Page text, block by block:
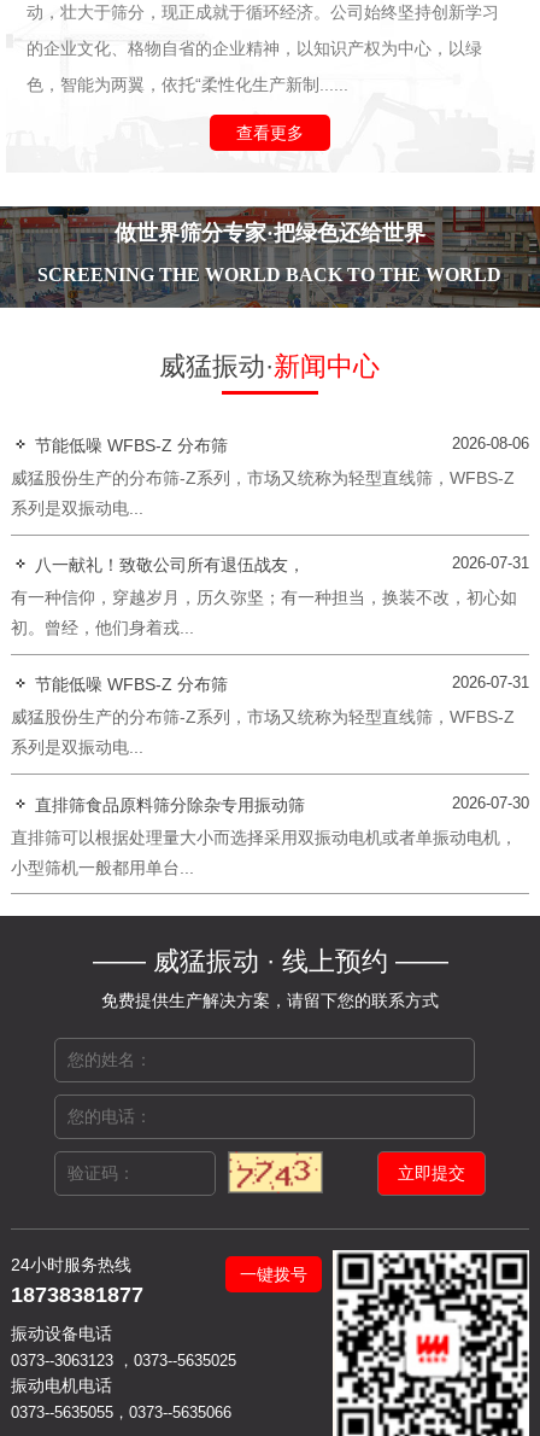
动，壮大于筛分，现正成就于循环经济。公司始终坚持创新学习
的企业文化、格物自省的企业精神，以知识产权为中心，以绿
色，智能为两翼，依托“柔性化生产新制......
查看更多
做世界筛分专家·把绿色还给世界
SCREENING THE WORLD BACK TO THE WORLD
威猛振动·新闻中心
节能低噪 WFBS-Z 分布筛 2026-08-06
威猛股份生产的分布筛-Z系列，市场又统称为轻型直线筛，WFBS-Z
系列是双振动电...
八一献礼！致敬公司所有退伍战友， 2026-07-31
有一种信仰，穿越岁月，历久弥坚；有一种担当，换装不改，初心如
初。曾经，他们身着戎...
节能低噪 WFBS-Z 分布筛 2026-07-31
威猛股份生产的分布筛-Z系列，市场又统称为轻型直线筛，WFBS-Z
系列是双振动电...
直排筛食品原料筛分除杂专用振动筛 2026-07-30
直排筛可以根据处理量大小而选择采用双振动电机或者单振动电机，
小型筛机一般都用单台...
—— 威猛振动 · 线上预约 ——
免费提供生产解决方案，请留下您的联系方式
24小时服务热线
18738381877
一键拨号
振动设备电话
0373--3063123 ，0373--5635025
振动电机电话
0373--5635055，0373--5635066